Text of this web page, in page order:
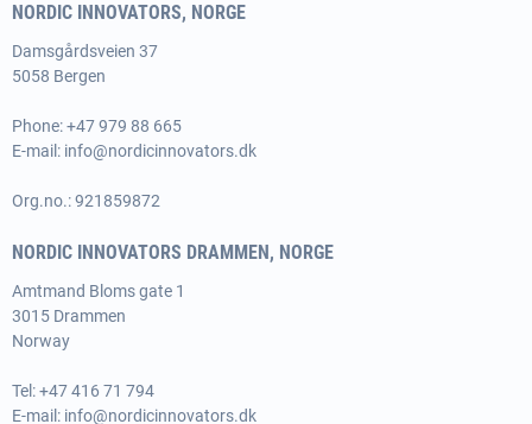
NORDIC INNOVATORS, NORGE
Damsgårdsveien 37
5058 Bergen
Phone:+47 979 88 665
E-mail: info@nordicinnovators.dk
Org.no.: 921859872
NORDIC INNOVATORS DRAMMEN, NORGE
Amtmand Bloms gate 1
3015 Drammen
Norway
Tel:+47 416 71 794
E-mail: info@nordicinnovators.dk